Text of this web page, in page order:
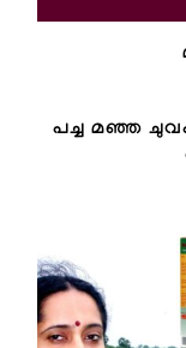
പച്ച മഞ്ഞ